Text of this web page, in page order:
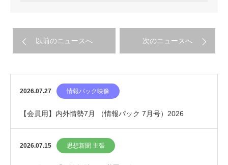
以前のニュースへ 次のニュースへ
2026.07.27 情報パック映像
【会員用】内外情勢7月 （情報パック 7月号）2026
2026.07.15 思想新聞 主張